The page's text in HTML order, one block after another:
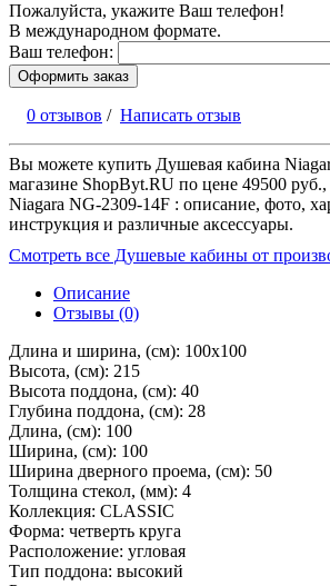
Пожалуйста, укажите Ваш телефон!
В международном формате.
Ваш телефон:
Оформить заказ
0 отзывов / Написать отзыв
Вы можете купить Душевая кабина
магазине ShopByt.RU по цене 49500
Niagara NG-2309-14F : описание, фото,
инструкция и различные аксессуары.
Смотреть все Душевые кабины от
Описание
Отзывы (0)
Длина и ширина, (см): 100x100
Высота, (см): 215
Высота поддона, (см): 40
Глубина поддона, (см): 28
Длина, (см): 100
Ширина, (см): 100
Ширина дверного проема, (см): 50
Толщина стекол, (мм): 4
Коллекция: CLASSIC
Форма: четверть круга
Расположение: угловая
Тип поддона: высокий